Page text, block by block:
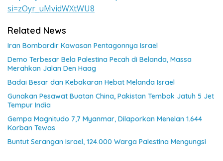
si=zOyr_uMvidWXtWU8
Related News
Iran Bombardir Kawasan Pentagonnya Israel
Demo Terbesar Bela Palestina Pecah di Belanda, Massa
Merahkan Jalan Den Haag
Badai Besar dan Kebakaran Hebat Melanda Israel
Gunakan Pesawat Buatan China, Pakistan Tembak Jatuh 5 Jet
Tempur India
Gempa Magnitudo 7,7 Myanmar, Dilaporkan Menelan 1.644
Korban Tewas
Buntut Serangan Israel, 124.000 Warga Palestina Mengungsi